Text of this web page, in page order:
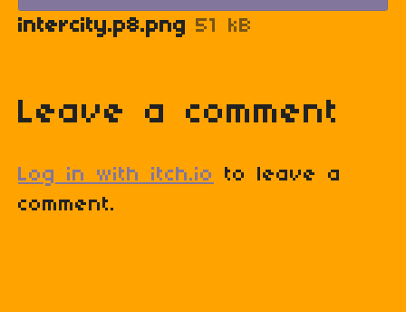
intercity.p8.png 51 kB
Leave a comment
Log in with itch.io
to leave a
comment.